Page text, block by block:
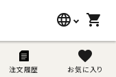
language shopping_cart
注文履歴
favorite
お気に入り
search